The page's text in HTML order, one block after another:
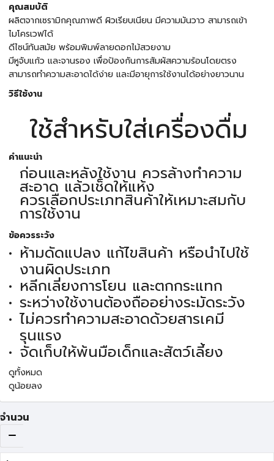
คุณสมบัติ
ผลิตจากเซรามิกคุณภาพดี ผิวเรียบเนียน มีความมันวาว สามารถเข้า
ไมโครเวฟได้
ดีไซน์ทันสมัย พร้อมพิมพ์ลายดอกไม้สวยงาม
มีหูจับแก้ว และจานรอง เพื่อป้องกันการสัมผัสความร้อนโดยตรง
สามารถทำความสะอาดได้ง่าย และมีอายุการใช้งานได้อย่างยาวนาน
วิธีใช้งาน
ใช้สำหรับใส่เครื่องดื่ม
คำแนะนำ
ก่อนและหลังใช้งาน ควรล้างทำความ
สะอาด แล้วเช็ดให้แห้ง
ควรเลือกประเภทสินค้าให้เหมาะสมกับ
การใช้งาน
ข้อควรระวัง
ห้ามดัดแปลง แก้ไขสินค้า หรือนำไปใช้
งานผิดประเภท
หลีกเลี่ยงการโยน และตกกระแทก
ระหว่างใช้งานต้องถืออย่างระมัดระวัง
ไม่ควรทำความสะอาดด้วยสารเคมี
รุนแรง
จัดเก็บให้พ้นมือเด็กและสัตว์เลี้ยง
ดูทั้งหมด
ดูน้อยลง
จำนวน